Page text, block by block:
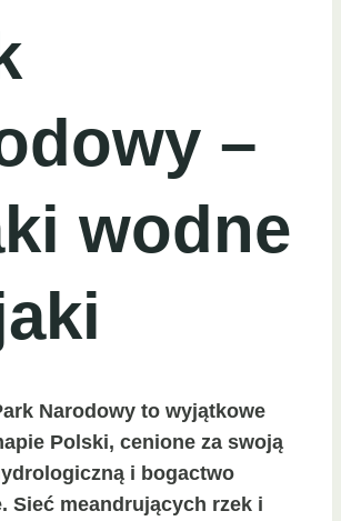
–
wodne
Narodowy to wyjątkowe
Polski, cenione za swoją
i bogactwo
Sieć meandrujących rzek i